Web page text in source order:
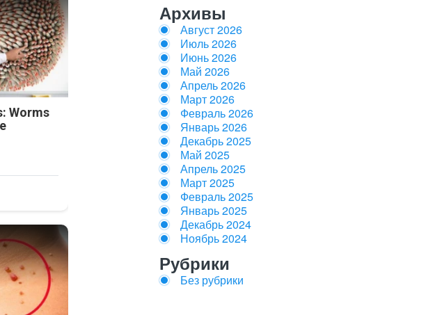
Worms
Архивы
Август 2026
Июль 2026
Июнь 2026
Май 2026
Апрель 2026
Март 2026
Февраль 2026
Январь 2026
Декабрь 2025
Май 2025
Апрель 2025
Март 2025
Февраль 2025
Январь 2025
Декабрь 2024
Ноябрь 2024
Рубрики
Без рубрики